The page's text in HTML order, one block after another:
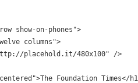
show-on-phones">
columns">
placehold.it/480x100" />
Foundation Times</